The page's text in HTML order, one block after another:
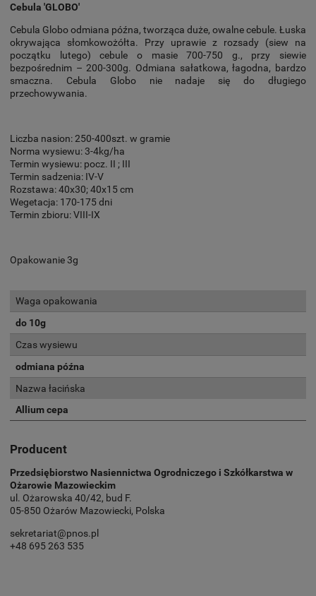
Cebula 'GLOBO'
Cebula Globo odmiana późna, tworząca duże, owalne cebule. Łuska
okrywająca słomkowożółta. Przy uprawie z rozsady (siew na
początku lutego) cebule o masie 700-750 g., przy siewie
bezpośrednim – 200-300g. Odmiana sałatkowa, łagodna, bardzo
smaczna. Cebula Globo nie nadaje się do długiego
przechowywania.
Liczba nasion: 250-400szt. w gramie
Norma wysiewu: 3-4kg/ha
Termin wysiewu: pocz. II ; III
Termin sadzenia: IV-V
Rozstawa: 40x30; 40x15 cm
Wegetacja: 170-175 dni
Termin zbioru: VIII-IX
Opakowanie 3g
Waga opakowania
do 10g
Czas wysiewu
odmiana późna
Nazwa łacińska
Allium cepa
Producent
Przedsiębiorstwo Nasiennictwa Ogrodniczego i Szkółkarstwa w
Ożarowie Mazowieckim
ul. Ożarowska 40/42, bud F.
05-850 Ożarów Mazowiecki, Polska
sekretariat@pnos.pl
+48 695 263 535